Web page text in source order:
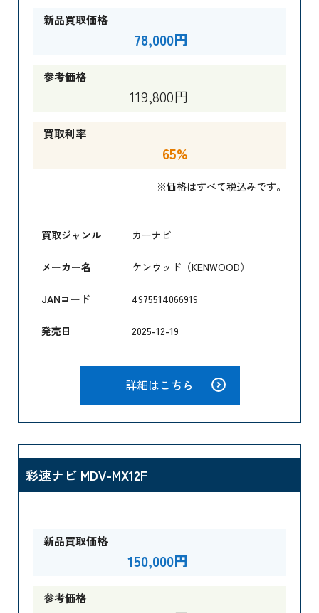
新品買取価格
78,000円
参考価格
119,800円
買取利率
65%
※価格はすべて税込みです。
買取ジャンル カーナビ
メーカー名 ケンウッド（KENWOOD）
JANコード 4975514066919
発売日 2025-12-19
詳細はこちら
彩速ナビ MDV-MX12F
新品買取価格
150,000円
参考価格